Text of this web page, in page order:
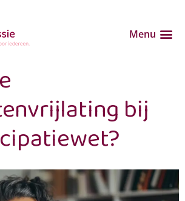
Menu
bij